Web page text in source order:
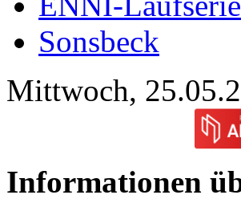
Sonsbeck
Mittwoch,
Informationen